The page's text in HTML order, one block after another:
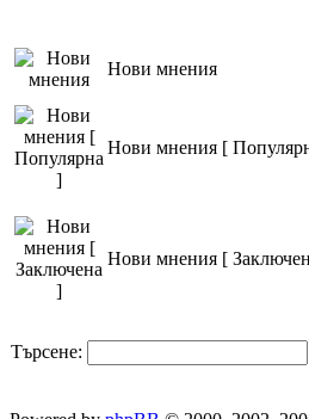
Нови мнения
Нови мнения [
Нови мнения [
Търсене: